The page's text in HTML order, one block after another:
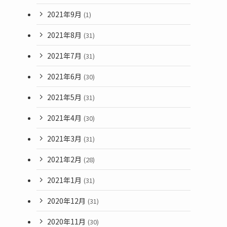
2021年9月 (1)
2021年8月 (31)
2021年7月 (31)
2021年6月 (30)
2021年5月 (31)
2021年4月 (30)
2021年3月 (31)
2021年2月 (28)
2021年1月 (31)
2020年12月 (31)
2020年11月 (30)